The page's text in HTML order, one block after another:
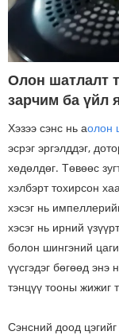
Олон шатлалт
зарчим ба үйл
Хэзээ сэнс нь аолон
эсрэг эргэлддэг,
хөдөлдөг. Төвөөс
хэлбэрт тохирсон
хэсэг нь
хэсэг нь ирний
болон шингэний
үүсгэдэг бөгөөд энэ
тэнцүү тооны жижиг
Сэнсний доод